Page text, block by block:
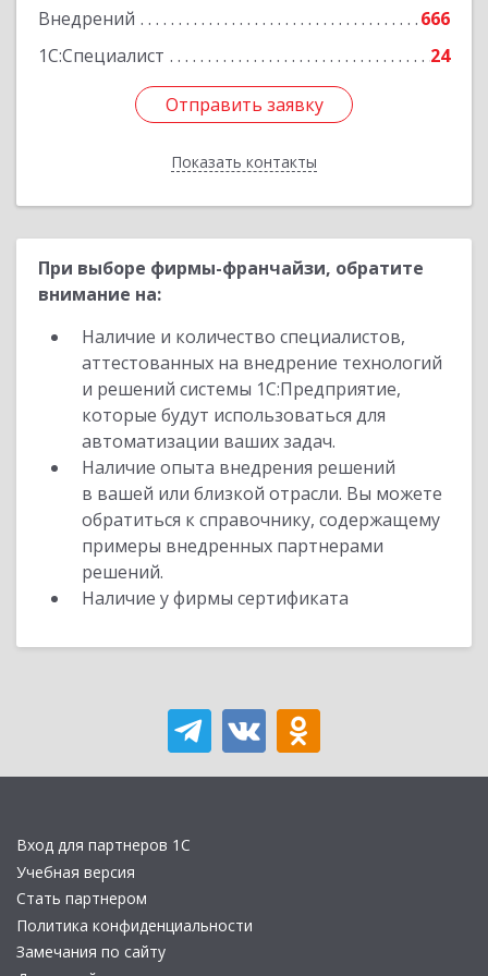
Внедрений
666
1С:Специалист
24
Отправить заявку
Показать контакты
Подробнее
Отправить заявку
Назад
При выборе фирмы-франчайзи, обратите
внимание на:
Наличие и количество специалистов,
аттестованных на внедрение технологий
и решений системы 1С:Предприятие,
которые будут использоваться для
автоматизации ваших задач.
Наличие опыта внедрения решений
в вашей или близкой отрасли. Вы можете
обратиться к справочнику, содержащему
примеры внедренных партнерами
решений.
Наличие у фирмы сертификата
Вход для партнеров 1С
Учебная версия
Стать партнером
Политика конфиденциальности
Замечания по сайту